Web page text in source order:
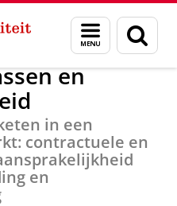
Menu
en
zoeken
Rechtsgeleerdheid
en
in een
contractuele en
en